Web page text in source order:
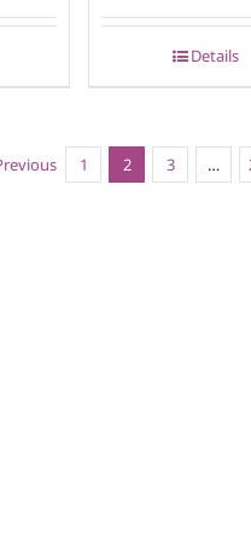
Details
1 2 3 …